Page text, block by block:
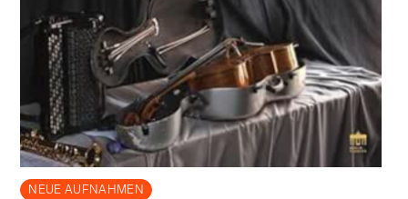
NEUE AUFNAHMEN